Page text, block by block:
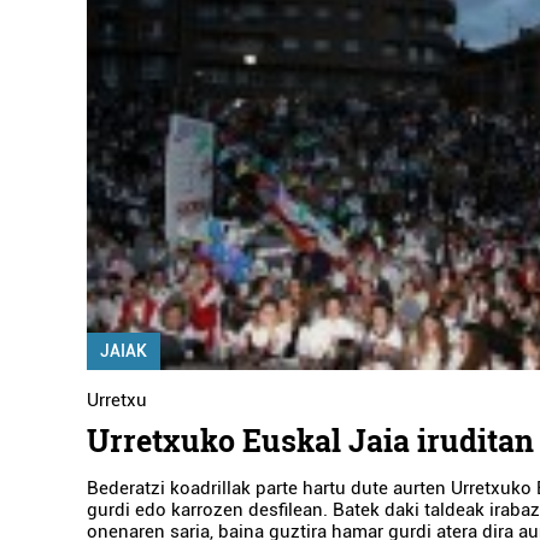
JAIAK
Urretxu
Urretxuko Euskal Jaia iruditan
Bederatzi koadrillak parte hartu dute aurten Urretxuko
gurdi edo karrozen desfilean. Batek daki taldeak
onenaren saria, baina guztira hamar gurdi atera dira